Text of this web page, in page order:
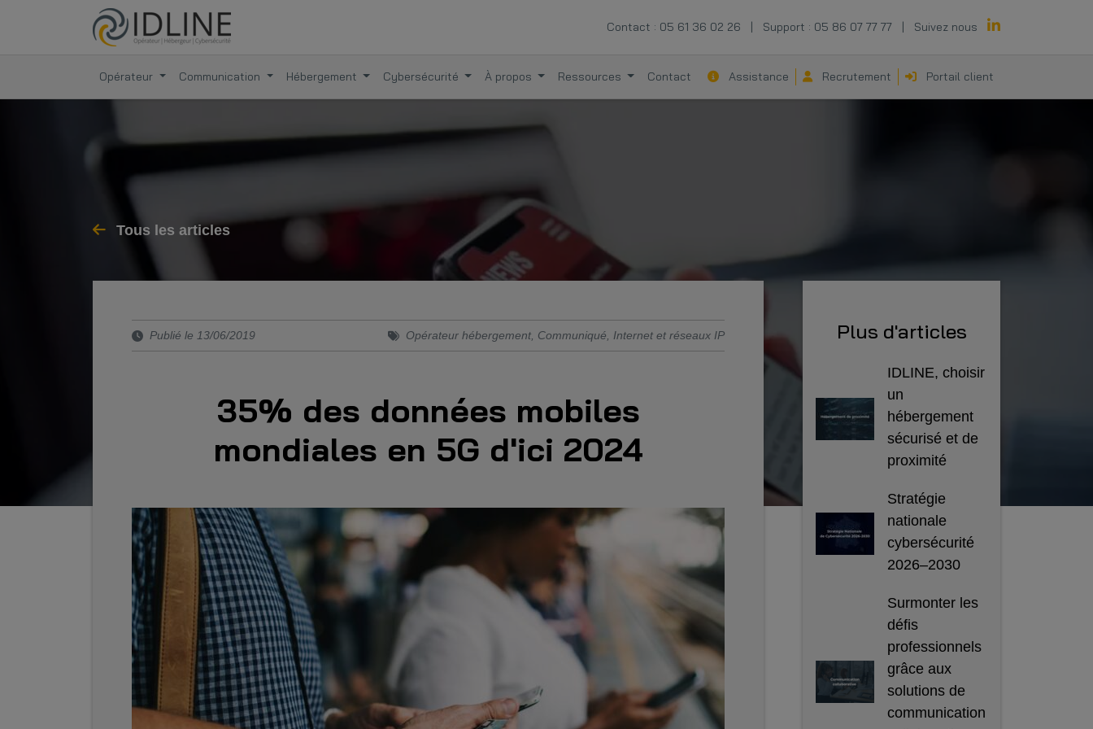
Contact : 05 61 36 02 26 | Support : 05 86 07 77 77 | Suivez nous
Opérateur Communication Hébergement Cybersécurité À propos Ressources Contact Assistance Recrutement Portail client
Tous les articles
Publié le 13/06/2019 Opérateur hébergement Communiqué Internet et réseaux IP
35% des données mobiles
mondiales en 5G d'ici 2024
Plus d'articles
IDLINE, choisir
un
hébergement
sécurisé et de
proximité
Stratégie
nationale
cybersécurité
2026–2030
Surmonter les
défis
professionnels
grâce aux
solutions de
communication